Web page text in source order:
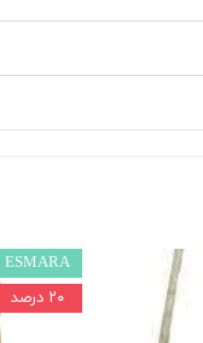
ESMARA
۲۰ درصد